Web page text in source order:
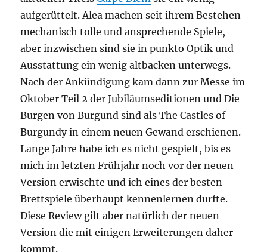
aufgerüttelt. Alea machen seit ihrem Bestehen
mechanisch tolle und ansprechende Spiele,
aber inzwischen sind sie in punkto Optik und
Ausstattung ein wenig altbacken unterwegs.
Nach der Ankündigung kam dann zur Messe im
Oktober Teil 2 der Jubiläumseditionen und Die
Burgen von Burgund sind als The Castles of
Burgundy in einem neuen Gewand erschienen.
Lange Jahre habe ich es nicht gespielt, bis es
mich im letzten Frühjahr noch vor der neuen
Version erwischte und ich eines der besten
Brettspiele überhaupt kennenlernen durfte.
Diese Review gilt aber natürlich der neuen
Version die mit einigen Erweiterungen daher
kommt.